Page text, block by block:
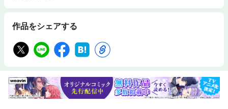
作品をシェアする